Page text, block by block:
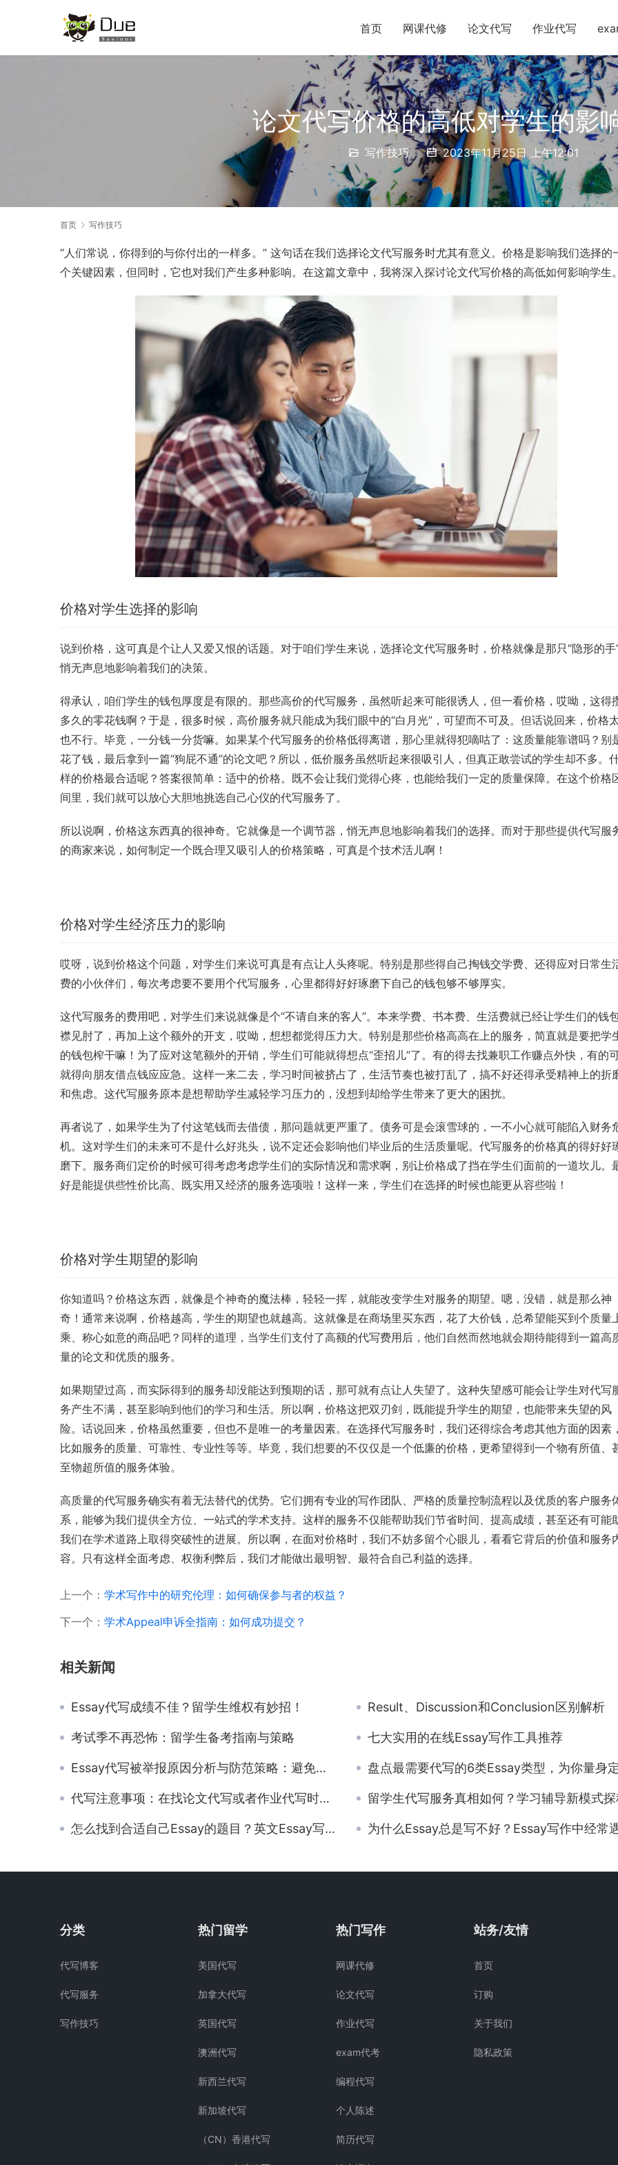
首页 网课代修 论文代写 作业代写
论文代写价格的高低对学生的影
写作技巧 2023年11月25日 上午12:01
首页 写作技巧
“人们常说，你得到的与你付出的一样多。” 这句话在我们选择论文代写服务时尤其有意义。价格是影响我们选择的
个关键因素，但同时，它也对我们产生多种影响。在这篇文章中，我将深入探讨论文代写价格的高低如何影响学生。
价格对学生选择的影响
说到价格，这可真是个让人又爱又恨的话题。对于咱们学生来说，选择论文代写服务时，价格就像是那只“隐形的手”
悄无声息地影响着我们的决策。
得承认，咱们学生的钱包厚度是有限的。那些高价的代写服务，虽然听起来可能很诱人，但一看价格，哎呦，这得
多久的零花钱啊？于是，很多时候，高价服务就只能成为我们眼中的“白月光”，可望而不可及。但话说回来，价格
也不行。毕竟，一分钱一分货嘛。如果某个代写服务的价格低得离谱，那心里就得犯嘀咕了：这质量能靠谱吗？别
花了钱，最后拿到一篇“狗屁不通”的论文吧？所以，低价服务虽然听起来很吸引人，但真正敢尝试的学生却不多。
样的价格最合适呢？答案很简单：适中的价格。既不会让我们觉得心疼，也能给我们一定的质量保障。在这个价格
间里，我们就可以放心大胆地挑选自己心仪的代写服务了。
所以说啊，价格这东西真的很神奇。它就像是一个调节器，悄无声息地影响着我们的选择。而对于那些提供代写服
的商家来说，如何制定一个既合理又吸引人的价格策略，可真是个技术活儿啊！
价格对学生经济压力的影响
哎呀，说到价格这个问题，对学生们来说可真是有点让人头疼呢。特别是那些得自己掏钱交学费、还得应对日常生
费的小伙伴们，每次考虑要不要用个代写服务，心里都得好好琢磨下自己的钱包够不够厚实。
这代写服务的费用吧，对学生们来说就像是个“不请自来的客人”。本来学费、书本费、生活费就已经让学生们的钱
襟见肘了，再加上这个额外的开支，哎呦，想想都觉得压力大。特别是那些价格高高在上的服务，简直就是要把学
的钱包榨干嘛！为了应对这笔额外的开销，学生们可能就得想点“歪招儿”了。有的得去找兼职工作赚点外快，有的
就得向朋友借点钱应应急。这样一来二去，学习时间被挤占了，生活节奏也被打乱了，搞不好还得承受精神上的折
和焦虑。这代写服务原本是想帮助学生减轻学习压力的，没想到却给学生带来了更大的困扰。
再者说了，如果学生为了付这笔钱而去借债，那问题就更严重了。债务可是会滚雪球的，一不小心就可能陷入财务
机。这对学生们的未来可不是什么好兆头，说不定还会影响他们毕业后的生活质量呢。代写服务的价格真的得好好
磨下。服务商们定价的时候可得考虑考虑学生们的实际情况和需求啊，别让价格成了挡在学生们面前的一道坎儿。
好是能提供些性价比高、既实用又经济的服务选项啦！这样一来，学生们在选择的时候也能更从容些啦！
价格对学生期望的影响
你知道吗？价格这东西，就像是个神奇的魔法棒，轻轻一挥，就能改变学生对服务的期望。嗯，没错，就是那么神
奇！通常来说啊，价格越高，学生的期望也就越高。这就像是在商场里买东西，花了大价钱，总希望能买到个质量
乘、称心如意的商品吧？同样的道理，当学生们支付了高额的代写费用后，他们自然而然地就会期待能得到一篇高
量的论文和优质的服务。
如果期望过高，而实际得到的服务却没能达到预期的话，那可就有点让人失望了。这种失望感可能会让学生对代写
务产生不满，甚至影响到他们的学习和生活。所以啊，价格这把双刃剑，既能提升学生的期望，也能带来失望的风
险。话说回来，价格虽然重要，但也不是唯一的考量因素。在选择代写服务时，我们还得综合考虑其他方面的因素，
比如服务的质量、可靠性、专业性等等。毕竟，我们想要的不仅仅是一个低廉的价格，更希望得到一个物有所值、
至物超所值的服务体验。
高质量的代写服务确实有着无法替代的优势。它们拥有专业的写作团队、严格的质量控制流程以及优质的客户服务
系，能够为我们提供全方位、一站式的学术支持。这样的服务不仅能帮助我们节省时间、提高成绩，甚至还有可能
我们在学术道路上取得突破性的进展。所以啊，在面对价格时，我们不妨多留个心眼儿，看看它背后的价值和服务
容。只有这样全面考虑、权衡利弊后，我们才能做出最明智、最符合自己利益的选择。
上一个： 学术写作中的研究伦理：如何确保参与者的权益？
下一个： 学术Appeal申诉全指南：如何成功提交？
相关新闻
Essay代写成绩不佳？留学生维权有妙招！ Result、Discussion和Conclusion区别解析
考试季不再恐怖：留学生备考指南与策略 七大实用的在线Essay写作工具推荐
Essay代写被举报原因分析与防范策略：避免踩雷，让你代写更安全 盘点最需要代写的6类Essay类型，为你量身定制最合适的代写方案
代写注意事项：在找论文代写或者作业代写时我们需要注意什么？ 留学生代写服务真相如何？学习辅导新模式
怎么找到合适自己Essay的题目？英文Essay写作怎么顺利定题？ 为什么Essay总是写不好？Essay写作中经常遇到的问题要怎么避
分类
代写博客
代写服务
写作技巧
热门留学
美国代写
加拿大代写
英国代写
澳洲代写
新西兰代写
新加坡代写
（CN）香港代写
热门写作
网课代修
论文代写
作业代写
exam代考
编程代写
个人陈述
简历代写
站务/友情
首页
订购
关于我们
隐私政策